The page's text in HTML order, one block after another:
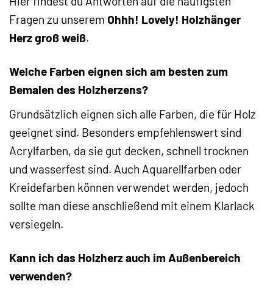
Fragen zu unserem Ohhh! Lovely! Holzhänger
Herz groß weiß.
Welche Farben eignen sich am besten zum
Bemalen des Holzherzens?
Grundsätzlich eignen sich alle Farben, die für Holz
geeignet sind. Besonders empfehlenswert sind
Acrylfarben, da sie gut decken, schnell trocknen
und wasserfest sind. Auch Aquarellfarben oder
Kreidefarben können verwendet werden, jedoch
sollte man diese anschließend mit einem Klarlack
versiegeln.
Kann ich das Holzherz auch im Außenbereich
verwenden?